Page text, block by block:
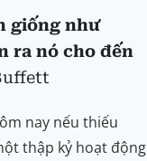
giống như
ra nó cho đến
nay nếu thiếu
thập kỷ hoạt động